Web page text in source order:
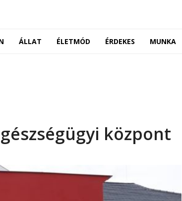
ÁLLAT ÉLETMÓD ÉRDEKES MUNKA
központ